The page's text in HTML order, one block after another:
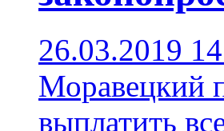
26.03.2019
Моравецкий
выплатить